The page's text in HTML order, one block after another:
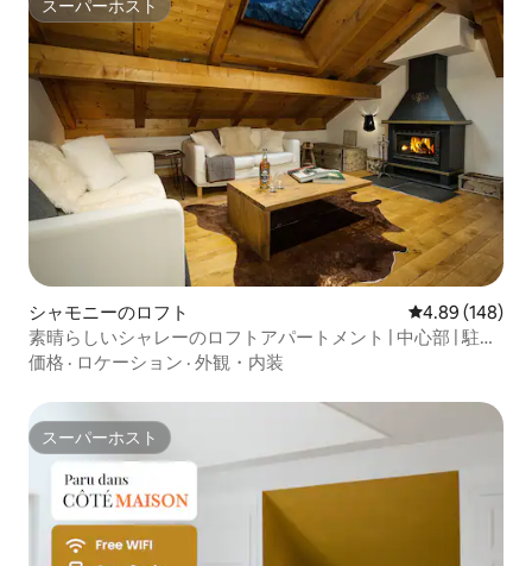
スーパーホスト
スーパーホスト
シャモニーのロフト レビュー148
4.89 (148)
素晴らしいシャレーのロフトアパートメント | 中心部 | 駐車
場
価格 · ロケーション · 外観・内装
スーパーホスト
スーパーホスト